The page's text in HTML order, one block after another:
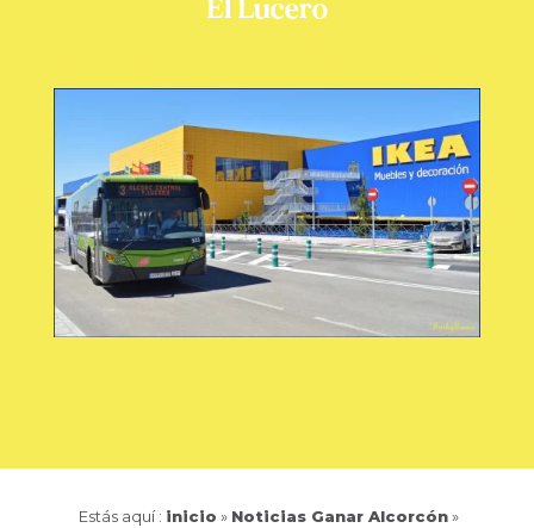
El Lucero
Estás aquí : inicio » Noticias Ganar Alcorcón»